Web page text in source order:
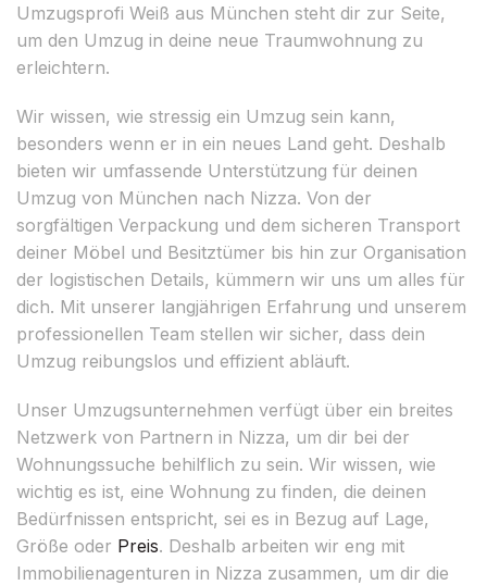
Umzugsprofi Weiß aus München steht dir zur Seite,
um den Umzug in deine neue Traumwohnung zu
erleichtern.
Wir wissen, wie stressig ein Umzug sein kann,
besonders wenn er in ein neues Land geht. Deshalb
bieten wir umfassende Unterstützung für deinen
Umzug von München nach Nizza. Von der
sorgfältigen Verpackung und dem sicheren Transport
deiner Möbel und Besitztümer bis hin zur Organisation
der logistischen Details, kümmern wir uns um alles für
dich. Mit unserer langjährigen Erfahrung und unserem
professionellen Team stellen wir sicher, dass dein
Umzug reibungslos und effizient abläuft.
Unser Umzugsunternehmen verfügt über ein breites
Netzwerk von Partnern in Nizza, um dir bei der
Wohnungssuche behilflich zu sein. Wir wissen, wie
wichtig es ist, eine Wohnung zu finden, die deinen
Bedürfnissen entspricht, sei es in Bezug auf Lage,
Größe oder Preis. Deshalb arbeiten wir eng mit
Immobilienagenturen in Nizza zusammen, um dir die